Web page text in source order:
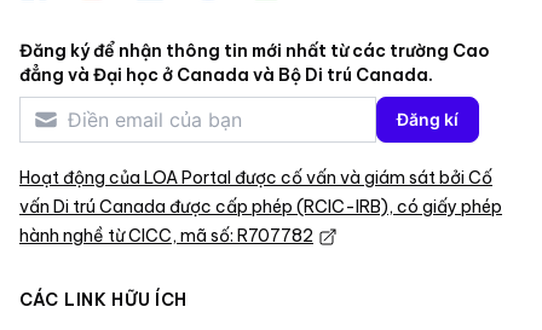
Đăng ký để nhận thông tin mới nhất từ các trường Cao
đẳng và Đại học ở Canada và Bộ Di trú Canada.
Đăng kí
Hoạt động của LOA Portal được cố vấn và giám sát bởi Cố
vấn Di trú Canada được cấp phép (RCIC-IRB), có giấy phép
hành nghề từ CICC, mã số: R707782
CÁC LINK HỮU ÍCH